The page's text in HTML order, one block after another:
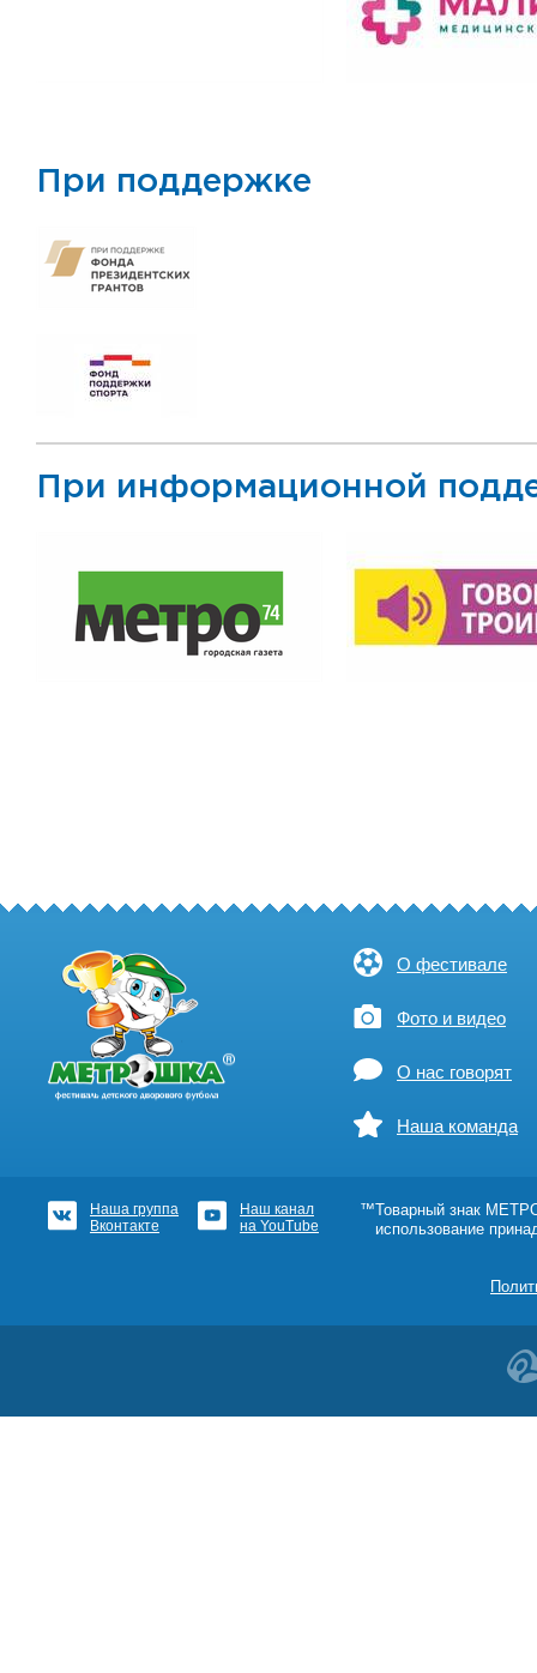
При поддержке
При информационной
О фестивале
Фото и видео
О нас говорят
Наша команда
Наша группа
Вконтакте
Наш канал
на YouTube
™Товарный знак
использование